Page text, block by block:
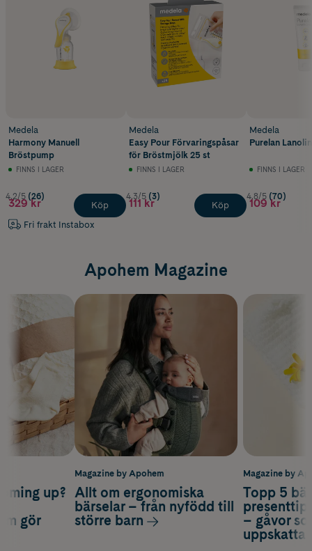
Medela
Harmony Manuell
Bröstpump
FINNS I LAGER
4.2/5 (26)
329 kr
Fri frakt Instabox
Köp
Medela
Easy Pour Förvaringspåsar
för Bröstmjölk 25 st
FINNS I LAGER
4.3/5 (3)
111 kr Köp
Medela
Purelan
FINNS I LAGER
4.8/5 (70)
109 kr
Apohem Magazine
Magazine by
Topp 5
– gåvor
up?
gör
Magazine by Apohem
Allt om ergonomiska
bärselar – från nyfödd till
större barn